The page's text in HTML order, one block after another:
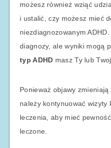
możesz również wziąć
i ustalić, czy możesz mieć
niezdiagnozowanym
diagnozy, ale wyniki mogą
typ ADHD masz Ty lub
Ponieważ objawy zmieniają
należy kontynuować
leczenia, aby mieć
leczone.